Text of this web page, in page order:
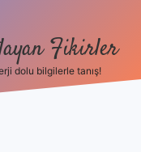
Fikirler
dolu bilgilerle tanış!